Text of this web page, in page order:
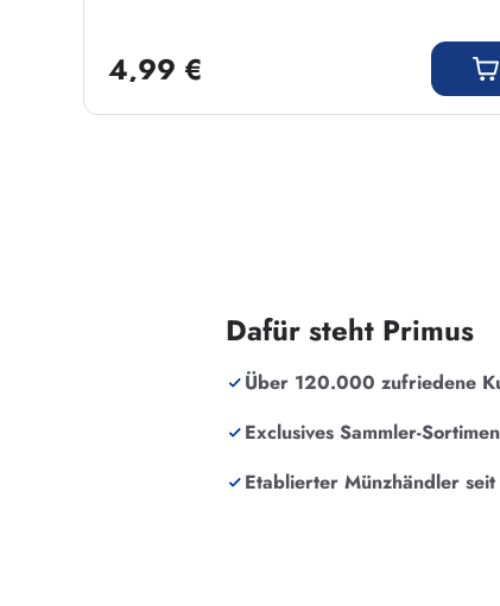
4,99 €
Dafür steht Primus
Über 120.000 zufriedene
Exclusives Sammler-
Etablierter Münzhändler